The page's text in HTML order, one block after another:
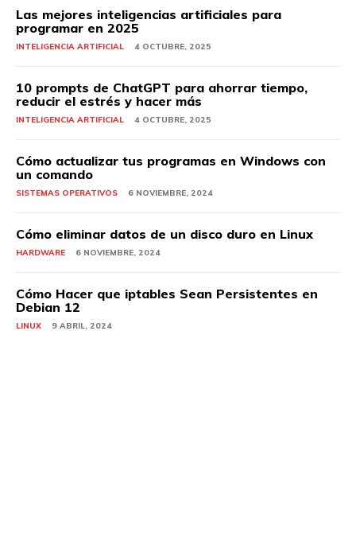
Las mejores inteligencias artificiales para
programar en 2025
INTELIGENCIA ARTIFICIAL 4 OCTUBRE, 2025
10 prompts de ChatGPT para ahorrar tiempo,
reducir el estrés y hacer más
INTELIGENCIA ARTIFICIAL 4 OCTUBRE, 2025
Cómo actualizar tus programas en Windows con
un comando
SISTEMAS OPERATIVOS 6 NOVIEMBRE, 2024
Cómo eliminar datos de un disco duro en Linux
HARDWARE 6 NOVIEMBRE, 2024
Cómo Hacer que iptables Sean Persistentes en
Debian 12
LINUX 9 ABRIL, 2024